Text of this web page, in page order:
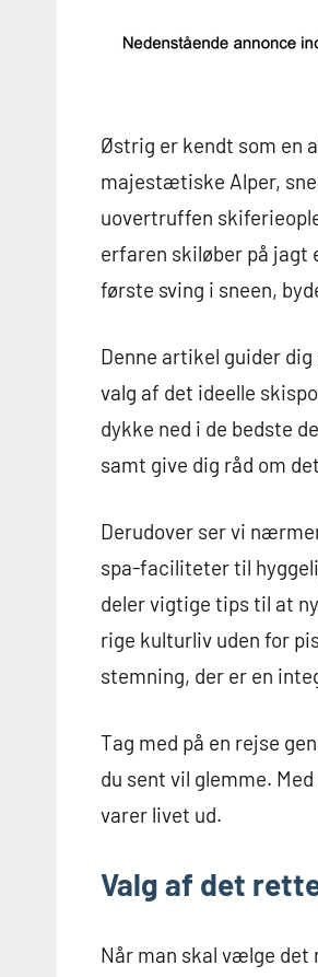
Østrig er kendt som en
majestætiske Alper,
uovertruffen
erfaren skiløber på jagt
første sving i sneen,
Denne artikel guider
valg af det ideelle
dykke ned i de bedste
samt give dig råd om
Derudover ser vi
spa-faciliteter til
deler vigtige tips til at
rige kulturliv uden for
stemning, der er en
Tag med på en rejse
du sent vil glemme.
varer livet ud.
Valg af det
Når man skal vælge